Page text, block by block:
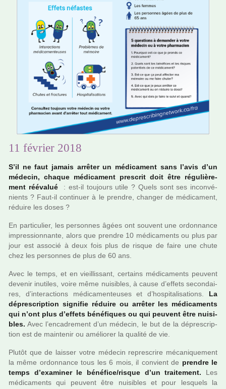
11 février 2018
S’il ne faut jamais arrê­ter un médi­ca­ment sans l’avis d’un
méde­cin, chaque médi­ca­ment pres­crit doit être régu­liè­re­
ment réé­va­lué
: est-il tou­jours utile ? Quels sont ses inconvé­
nients ? Faut-il conti­nuer à le pren­dre, chan­ger de médi­ca­ment,
réduire les doses ?
En par­ti­cu­lier, les per­son­nes âgées ont sou­vent une ordon­nance
impres­sion­nante, alors que pren­dre 10 médi­ca­ments ou plus par
jour est asso­cié à deux fois plus de risque de faire une chute
chez les per­son­nes de plus de 60 ans.
Avec le temps, et en vieillis­sant, cer­tains médi­ca­ments peu­vent
deve­nir inu­ti­les, voire même nui­si­bles, à cause d’effets secondai­
res, d’inte­rac­tions médi­ca­men­teu­ses et d’hos­pi­ta­li­sa­tions.
La
dépres­crip­tion signi­fie réduire ou arrê­ter les médi­ca­ments
qui n’ont plus d’effets béné­fi­ques ou qui peu­vent être nui­si­
bles. Avec l’enca­dre­ment d’un méde­cin, le but de la dépres­crip­
tion est de main­te­nir ou amé­lio­rer la qua­lité de vie.
Plutôt que de lais­ser votre méde­cin repres­crire méca­ni­que­ment
la même ordon­nance tous les 6 mois, il convient de pren­dre le
temps d’exa­mi­ner le béné­fice/risque d’un trai­te­ment. Les
médi­ca­ments qui peu­vent être nui­si­bles et pour les­quels la